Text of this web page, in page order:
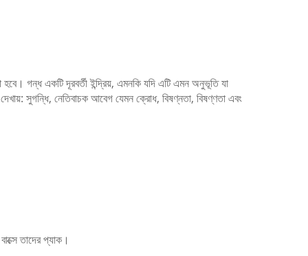
হবে। গন্ধ একটি দূরবর্তী ইন্দ্রিয়, এমনকি যদি এটি এমন অনুভূতি যা
সুগন্ধি, নেতিবাচক আবেগ যেমন ক্রোধ, বিষণ্নতা, বিষণ্ণতা এবং
তাদের প্যাক।